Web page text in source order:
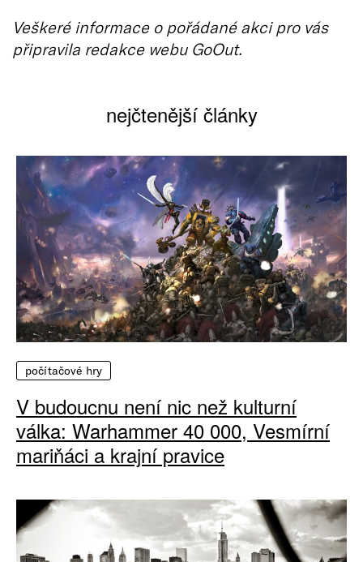
Veškeré informace o pořádané akci pro vás
připravila redakce webu GoOut.
nejčtenější články
počítačové hry
V budoucnu není nic než kulturní
válka: Warhammer 40 000, Vesmírní
mariňáci a krajní pravice